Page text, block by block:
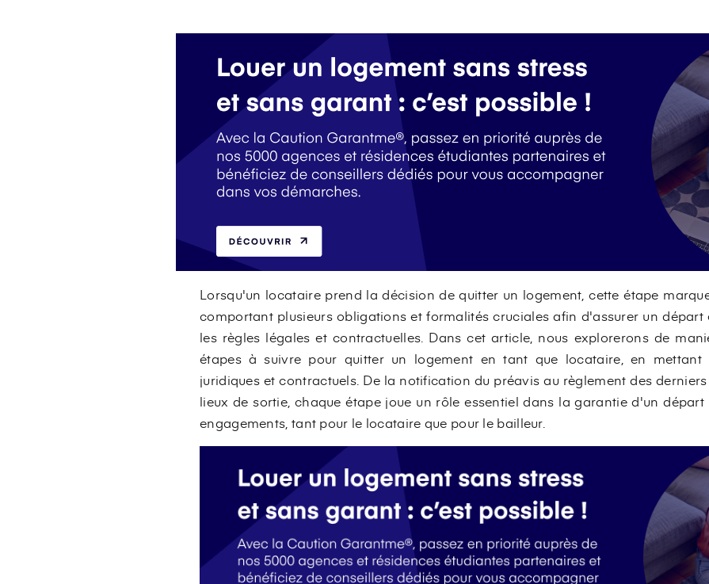
Lorsqu'un locataire prend la décision de quitter un logement, cette étape
comportant plusieurs obligations et formalités cruciales afin d'assurer un
les règles légales et contractuelles. Dans cet article, nous explorerons de
étapes à suivre pour quitter un logement en tant que locataire, en mettant
juridiques et contractuels. De la notification du préavis au règlement des
lieux de sortie, chaque étape joue un rôle essentiel dans la garantie d'un
engagements, tant pour le locataire que pour le bailleur.